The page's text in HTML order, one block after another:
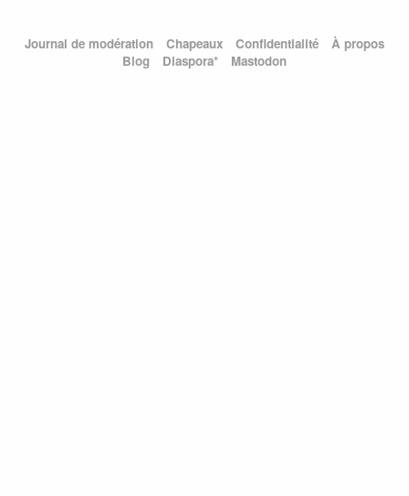
Journal de modération Chapeaux Confidentialité
À propos
Blog
Diaspora* Mastodon